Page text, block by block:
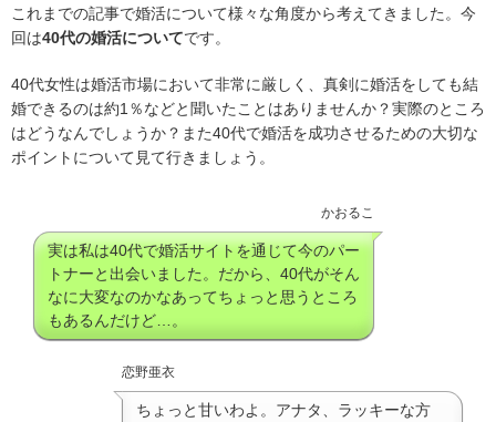
これまでの記事で婚活について様々な角度から考えてきました。今
回は40代の婚活についてです。
40代女性は婚活市場において非常に厳しく、真剣に婚活をしても結
婚できるのは約1％などと聞いたことはありませんか？実際のところ
はどうなんでしょうか？また40代で婚活を成功させるための大切な
ポイントについて見て行きましょう。
かおるこ
実は私は40代で婚活サイトを通じて今のパー
トナーと出会いました。だから、40代がそん
なに大変なのかなあってちょっと思うところ
もあるんだけど…。
恋野亜衣
ちょっと甘いわよ。アナタ、ラッキーな方